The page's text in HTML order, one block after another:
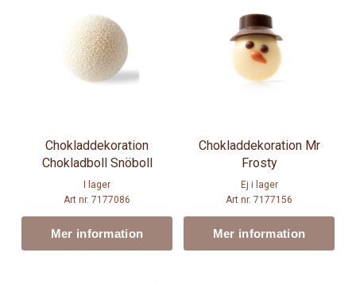
Chokladdekoration
Chokladboll Snöboll
I lager
Art nr. 7177086
Mer information
Chokladdekoration Mr
Frosty
Ej i lager
Art nr. 7177156
Mer information